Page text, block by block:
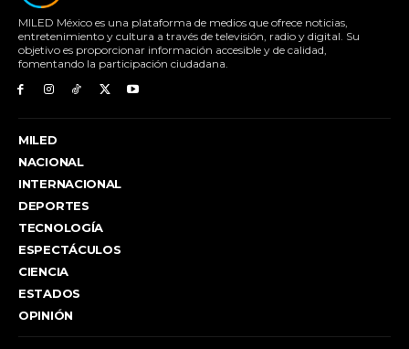
MILED México es una plataforma de medios que ofrece noticias,
entretenimiento y cultura a través de televisión, radio y digital. Su
objetivo es proporcionar información accesible y de calidad,
fomentando la participación ciudadana.
MILED
NACIONAL
INTERNACIONAL
DEPORTES
TECNOLOGÍA
ESPECTÁCULOS
CIENCIA
ESTADOS
OPINIÓN